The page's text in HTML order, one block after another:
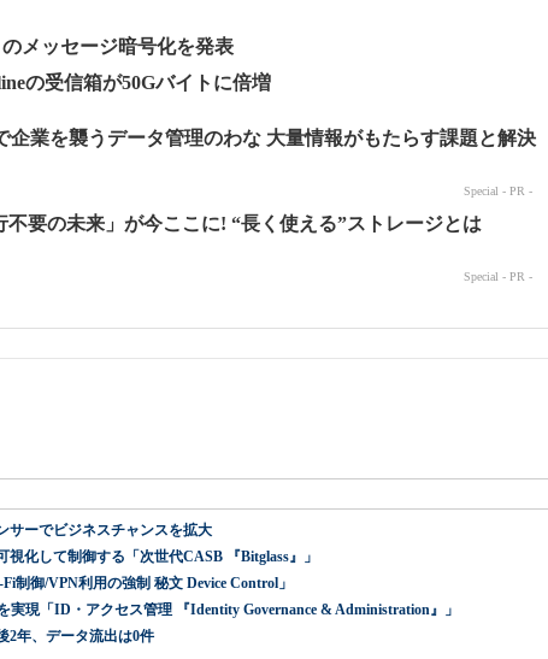
メッセージ暗号化を発表
の受信箱が50Gバイトに倍増
サーでビジネスチャンスを拡大
化して制御する「次世代CASB 『Bitglass』」
制御/VPN利用の強制 秘文 Device Control」
実現「ID・アクセス管理 『Identity Governance & Administration』」
2年、データ流出は0件